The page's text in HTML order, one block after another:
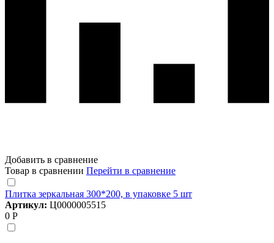
Добавить в сравнение
Товар в сравнении Перейти в сравнение
Плитка зеркальная 300*200, в упаковке 5 шт
Артикул: Ц0000005515
0 Р